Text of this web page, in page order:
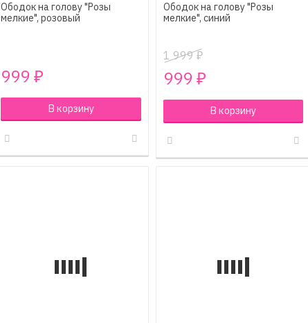
Ободок на голову "Розы
мелкие", розовый
999 ₽
В корзину
Ободок на голову "Розы
мелкие", синий
1 999₽
999 ₽
В корзину